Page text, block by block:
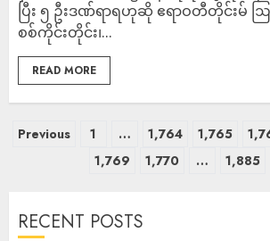
ပြီး ၅ ဦးဒဏ်ရာရဟုဆို ဧရာဝတီတိုင်း
စစ်ကိုင်းတိုင်း၊...
READ MORE
Previous 1 … 1,764 1,765
1,769
1,770 … 1,885
RECENT POSTS